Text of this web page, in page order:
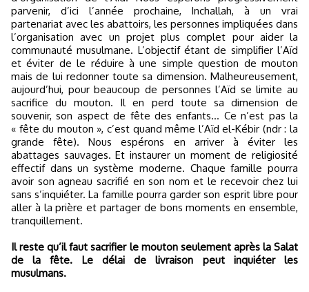
parvenir, d’ici l’année prochaine, Inchallah, à un vrai
partenariat avec les abattoirs, les personnes impliquées dans
l’organisation avec un projet plus complet pour aider la
communauté musulmane. L’objectif étant de simplifier l’Aïd
et éviter de le réduire à une simple question de mouton
mais de lui redonner toute sa dimension. Malheureusement,
aujourd’hui, pour beaucoup de personnes l’Aïd se limite au
sacrifice du mouton. Il en perd toute sa dimension de
souvenir, son aspect de fête des enfants… Ce n’est pas la
« fête du mouton », c’est quand même l’Aïd el-Kébir (ndr : la
grande fête). Nous espérons en arriver à éviter les
abattages sauvages. Et instaurer un moment de religiosité
effectif dans un système moderne. Chaque famille pourra
avoir son agneau sacrifié en son nom et le recevoir chez lui
sans s’inquiéter. La famille pourra garder son esprit libre pour
aller à la prière et partager de bons moments en ensemble,
tranquillement.
Il reste qu’il faut sacrifier le mouton seulement après la Salat
de la fête. Le délai de livraison peut inquiéter les
musulmans.